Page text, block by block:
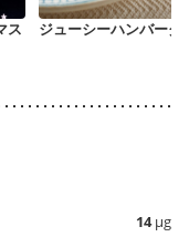
ス
ジューシーハンバーグ
14µg